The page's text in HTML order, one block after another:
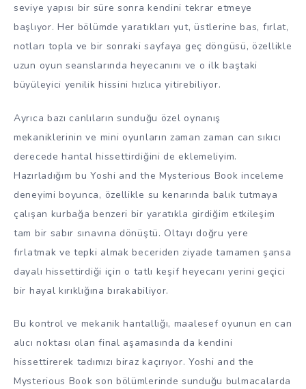
seviye yapısı bir süre sonra kendini tekrar etmeye
başlıyor. Her bölümde yaratıkları yut, üstlerine bas, fırlat,
notları topla ve bir sonraki sayfaya geç döngüsü, özellikle
uzun oyun seanslarında heyecanını ve o ilk baştaki
büyüleyici yenilik hissini hızlıca yitirebiliyor.
Ayrıca bazı canlıların sunduğu özel oynanış
mekaniklerinin ve mini oyunların zaman zaman can sıkıcı
derecede hantal hissettirdiğini de eklemeliyim.
Hazırladığım bu Yoshi and the Mysterious Book inceleme
deneyimi boyunca, özellikle su kenarında balık tutmaya
çalışan kurbağa benzeri bir yaratıkla girdiğim etkileşim
tam bir sabır sınavına dönüştü. Oltayı doğru yere
fırlatmak ve tepki almak beceriden ziyade tamamen şansa
dayalı hissettirdiği için o tatlı keşif heyecanı yerini geçici
bir hayal kırıklığına bırakabiliyor.
Bu kontrol ve mekanik hantallığı, maalesef oyunun en can
alıcı noktası olan final aşamasında da kendini
hissettirerek tadımızı biraz kaçırıyor. Yoshi and the
Mysterious Book son bölümlerinde sunduğu bulmacalarda